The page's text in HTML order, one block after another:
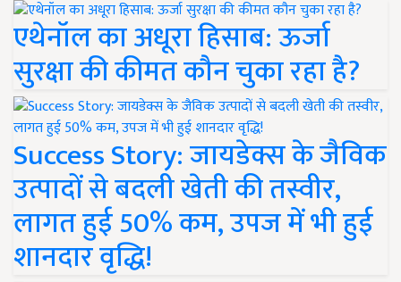
एथेनॉल का अधूरा हिसाब: ऊर्जा
सुरक्षा की कीमत कौन चुका रहा है?
Success Story: जायडेक्स के जैविक
उत्पादों से बदली खेती की तस्वीर,
लागत हुई 50% कम, उपज में भी हुई
शानदार वृद्धि!